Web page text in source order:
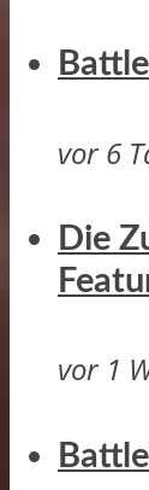
vor 6
Die
vor 1